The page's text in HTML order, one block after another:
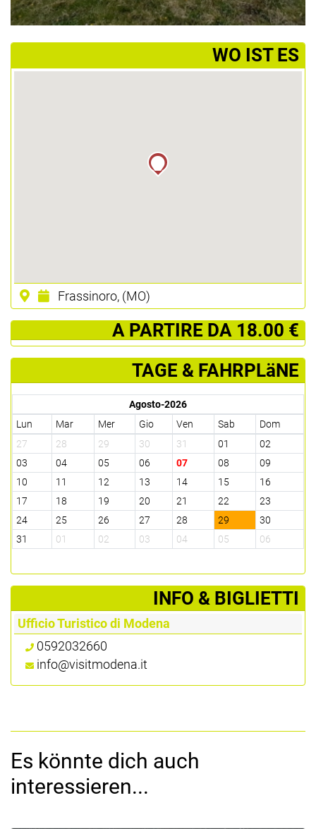
­WO IST ES
Frassinoro, (MO)
­ A PARTIRE DA 18.00 €
TAGE & FAHRPLäNE
Agosto-2026
Lun
Mar Mer Gio Ven Sab
Dom
27
28 29 30 31 01
02
03
04 05 06 07 08
09
10
11 12 13 14 15
16
17
18 19 20 21 22
23
24
25 26 27 28 29
30
31
01 02 03 04 05 06
­INFO & BIGLIETTI
Ufficio Turistico di Modena
0592032660
info@visitmodena.it
Es könnte dich auch
interessieren...